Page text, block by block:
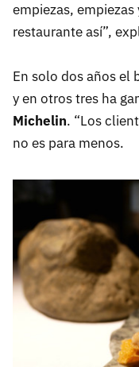
empiezas,
restaurante así”,
En solo dos años el
y en otros tres ha
Michelin. “Los
no es para menos.